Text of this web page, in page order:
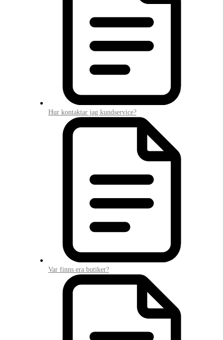
Hur kontaktar jag kundservice?
Var finns era butiker?